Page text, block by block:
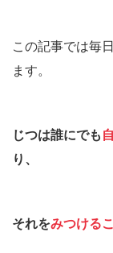
この記事では毎
ます。
じつは誰にでも
り、
それをみつける